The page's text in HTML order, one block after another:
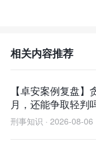
相关内容推荐
【卓安案例复盘
月，还能争取轻判
刑事知识 · 2026-08-